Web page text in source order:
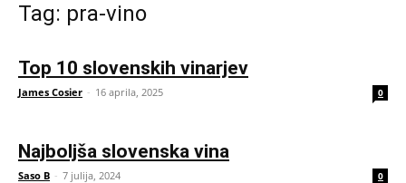
Tag: pra-vino
Top 10 slovenskih vinarjev
James Cosier - 16 aprila, 2025 0
Najboljša slovenska vina
Saso B - 7 julija, 2024 0